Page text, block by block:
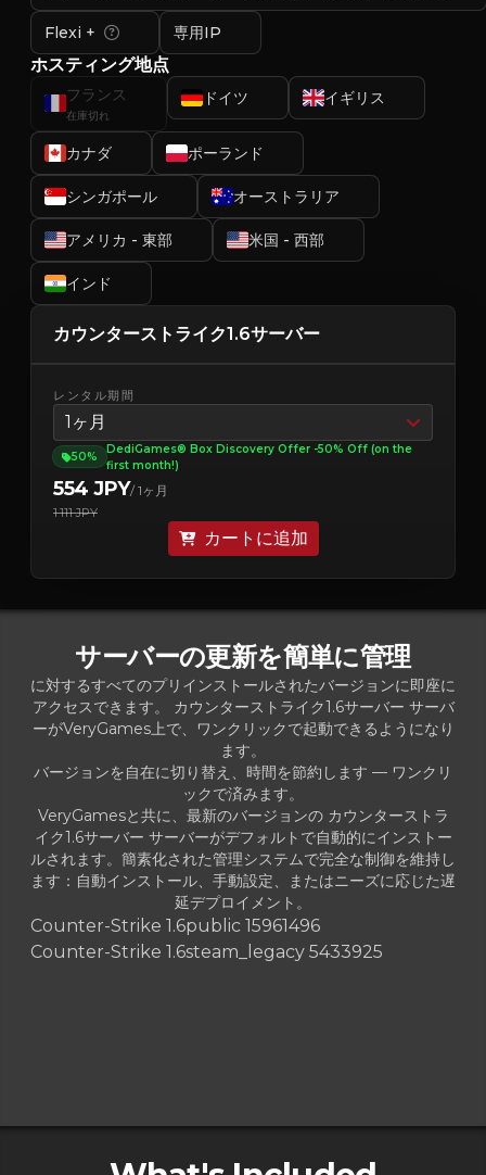
Flexi + 専用IP
ホスティング地点
フランス
在庫切れ
ドイツ イギリス
カナダ ポーランド
シンガポール オーストラリア
アメリカ - 東部 米国 - 西部
インド
カウンターストライク1.6サーバー
レンタル期間
1ヶ月
50%
DediGames® Box Discovery Offer -50% Off (on the
first month!)
554 JPY/ 1ヶ月
1 111 JPY
カートに追加
サーバーの更新を簡単に管理
に対するすべてのプリインストールされたバージョンに即座に
アクセスできます。 カウンターストライク1.6サーバー サーバ
ーがVeryGames上で、ワンクリックで起動できるようになり
ます。
バージョンを自在に切り替え、時間を節約します — ワンクリ
ックで済みます。
VeryGamesと共に、最新のバージョンの カウンターストラ
イク1.6サーバー サーバーがデフォルトで自動的にインストー
ルされます。簡素化された管理システムで完全な制御を維持し
ます：自動インストール、手動設定、またはニーズに応じた遅
延デプロイメント。
Counter-Strike 1.6public 15961496
Counter-Strike 1.6steam_legacy 5433925